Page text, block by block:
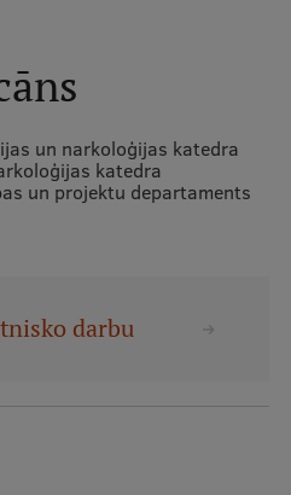
un narkoloģijas katedra
katedra
un projektu departaments
darbu